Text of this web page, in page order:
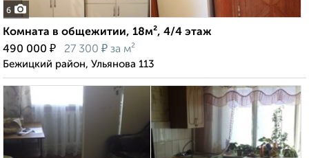
6
Комната в общежитии, 18м², 4/4 этаж
490 000 ₽ 27 300 ₽ за м²
Бежицкий район, Ульянова 113